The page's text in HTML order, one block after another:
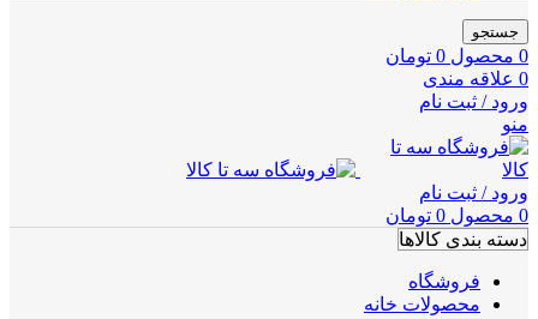
جستجو
0 محصول 0 تومان
0 علاقه مندی
ورود / ثبت نام
منو
ورود / ثبت نام
0 محصول 0 تومان
دسته بندی کالاها
فروشگاه
محصولات خانه